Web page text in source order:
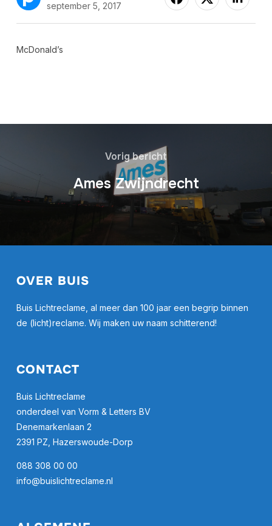
september 5, 2017
McDonald’s
Vorig bericht
Ames Zwijndrecht
OVER BUIS
Buis Lichtreclame, al meer dan 100 jaar een begrip binnen
de (licht)reclame. Wij maken uw naam schitterend!
CONTACT
Buis Lichtreclame
onderdeel van Vorm & Letters BV
Denemarkenlaan 2
2391 PZ, Hazerswoude-Dorp
088 308 00 00
info@buislichtreclame.nl